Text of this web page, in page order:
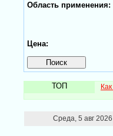
Область применения:
Цена:
ТОП
Среда, 5 авг 2026